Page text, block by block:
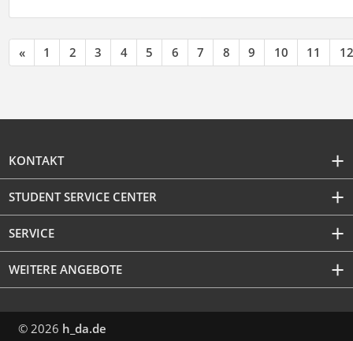
« 1 2 3 4 5 6 7 8 9 10 11 12
KONTAKT
STUDENT SERVICE CENTER
SERVICE
WEITERE ANGEBOTE
© 2026 h_da.de